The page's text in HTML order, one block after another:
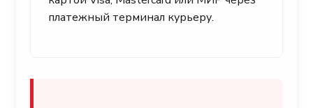
платежный терминал курьеру.